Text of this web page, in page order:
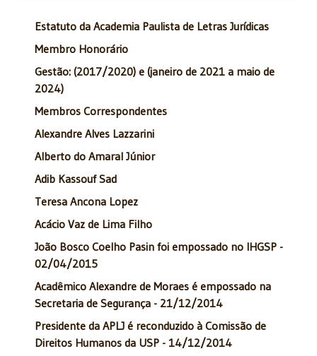
Estatuto da Academia Paulista de Letras Jurídicas
Membro Honorário
Gestão: (2017/2020) e (janeiro de 2021 a maio de
2024)
Membros Correspondentes
Alexandre Alves Lazzarini
Alberto do Amaral Júnior
Adib Kassouf Sad
Teresa Ancona Lopez
Acácio Vaz de Lima Filho
João Bosco Coelho Pasin foi empossado no IHGSP -
02/04/2015
Acadêmico Alexandre de Moraes é empossado na
Secretaria de Segurança - 21/12/2014
Presidente da APLJ é reconduzido à Comissão de
Direitos Humanos da USP - 14/12/2014